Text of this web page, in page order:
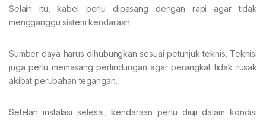
Selain itu, kabel perlu dipasang dengan rapi agar tidak
mengganggu sistem kendaraan.
Sumber daya harus dihubungkan sesuai petunjuk teknis. Teknisi
juga perlu memasang perlindungan agar perangkat tidak rusak
akibat perubahan tegangan.
Setelah instalasi selesai, kendaraan perlu diuji dalam kondisi